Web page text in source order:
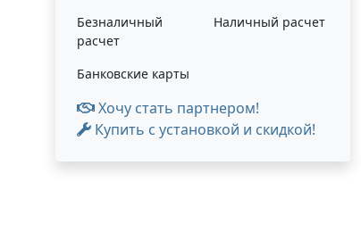
Безналичный
расчет
Наличный расчет
Банковские карты
Хочу стать партнером!
Купить с установкой и скидкой!